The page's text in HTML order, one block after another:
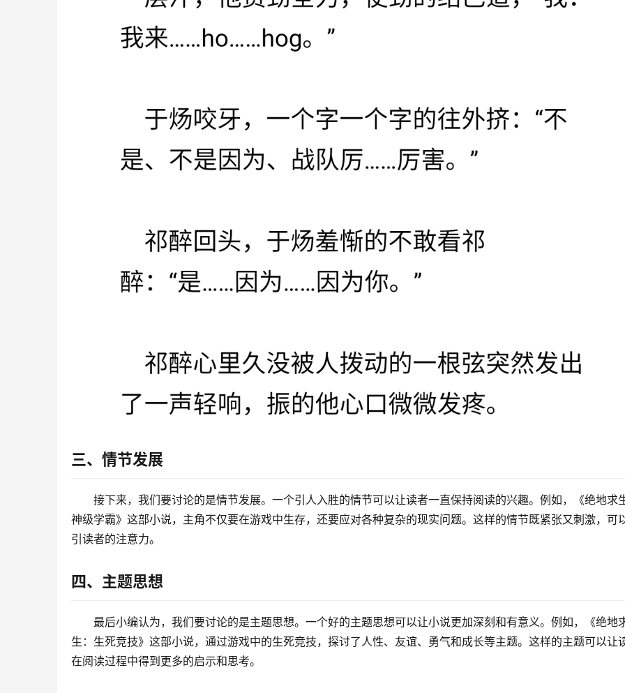
三、情节发展
接下来，我们要讨论的是情节发展。一个引人入胜的情节可以让读者一直保持阅读的兴趣。例如，《绝地求
神级学霸》这部小说，主角不仅要在游戏中生存，还要应对各种复杂的现实问题。这样的情节既紧张又刺激，可
引读者的注意力。
四、主题思想
最后小编认为，我们要讨论的是主题思想。一个好的主题思想可以让小说更加深刻和有意义。例如，《绝地
生：生死竞技》这部小说，通过游戏中的生死竞技，探讨了人性、友谊、勇气和成长等主题。这样的主题可以让
在阅读过程中得到更多的启示和思考。